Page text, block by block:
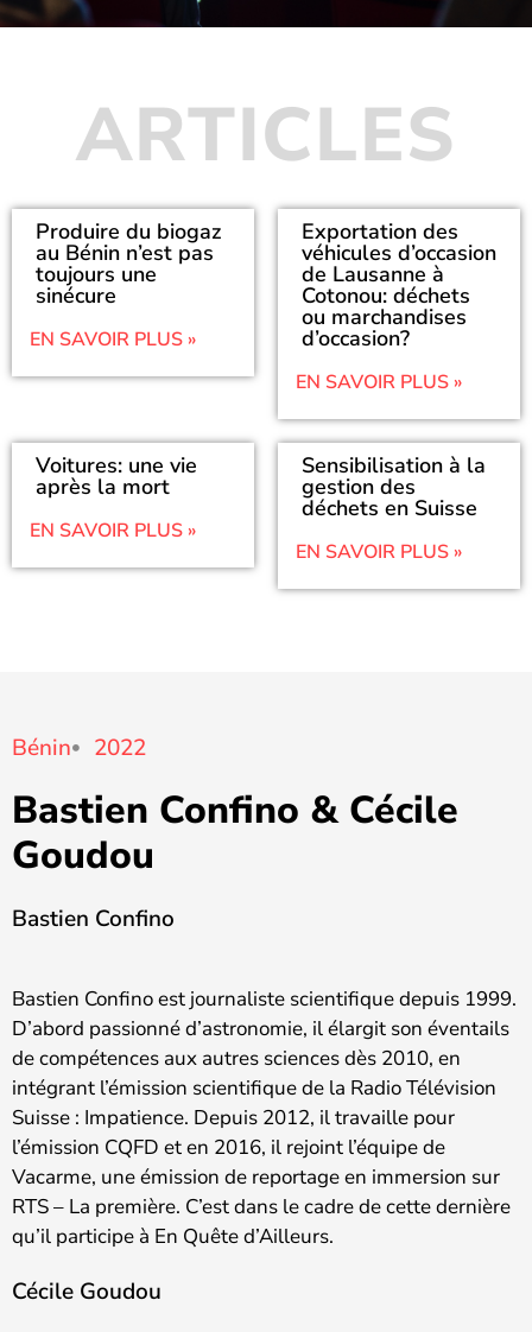
ARTICLES
Produire du biogaz
au Bénin n’est pas
toujours une
sinécure
EN SAVOIR PLUS »
Exportation des
véhicules d’occasion
de Lausanne à
Cotonou: déchets
ou marchandises
d’occasion?
EN SAVOIR PLUS »
Voitures: une vie
après la mort
EN SAVOIR PLUS »
Sensibilisation à la
gestion des
déchets en Suisse
EN SAVOIR PLUS »
Bénin 2022
Bastien Confino & Cécile
Goudou
Bastien Confino
Bastien Confino est journaliste scientifique depuis 1999.
D’abord passionné d’astronomie, il élargit son éventails
de compétences aux autres sciences dès 2010, en
intégrant l’émission scientifique de la Radio Télévision
Suisse : Impatience. Depuis 2012, il travaille pour
l’émission CQFD et en 2016, il rejoint l’équipe de
Vacarme, une émission de reportage en immersion sur
RTS – La première. C’est dans le cadre de cette dernière
qu’il participe à En Quête d’Ailleurs.
Cécile Goudou